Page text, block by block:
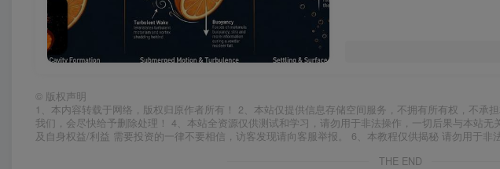
© 版权声明
1、本内容转载于网络，版权归原作者所有！ 2、本站仅提供信息存储空间服务，不拥有所有权，不承
我们，会尽快给予删除处理！ 4、本站全资源仅供测试和学习，请勿用于非法操作，一切后果与本站
及自身权益/利益 需要投资的一律不要相信，访客发现请向客服举报。 6、本教程仅供揭秘 请勿用于非
THE END